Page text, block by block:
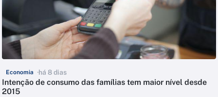
Economia há 8 dias
Intenção de consumo das famílias tem maior nível desde
2015